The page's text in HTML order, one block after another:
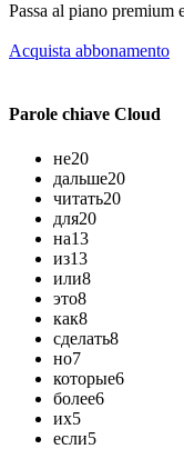
Passa al piano premium
Acquista abbonamento
Parole chiave Cloud
не20
дальше20
читать20
для20
на13
из13
или8
это8
как8
сделать8
но7
которые6
более6
их5
если5